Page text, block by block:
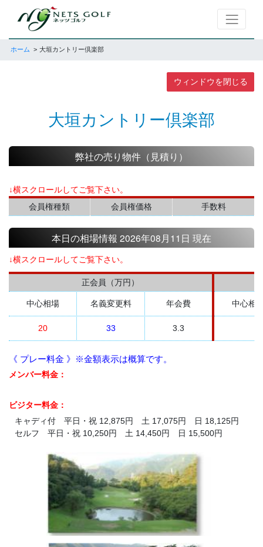
ホーム 大垣カントリー倶楽部
ウィンドウを閉じる
大垣カントリー倶楽部
弊社の売り物件（見積り）
↓横スクロールしてご覧下さい。
会員権種類
会員権価格 手数料
本日の相場情報 2026年08月11日 現在
↓横スクロールしてご覧下さい。
正会員（万円）
中心相場 名義変更料 年会費 中心相
20 33 3.3
《 プレー料金 》※金額表示は概算です。
メンバー料金：
ビジター料金：
キャディ付 平日・祝 12,875円 土 17,075円 日 18,125円
セルフ 平日・祝 10,250円 土 14,450円 日 15,500円